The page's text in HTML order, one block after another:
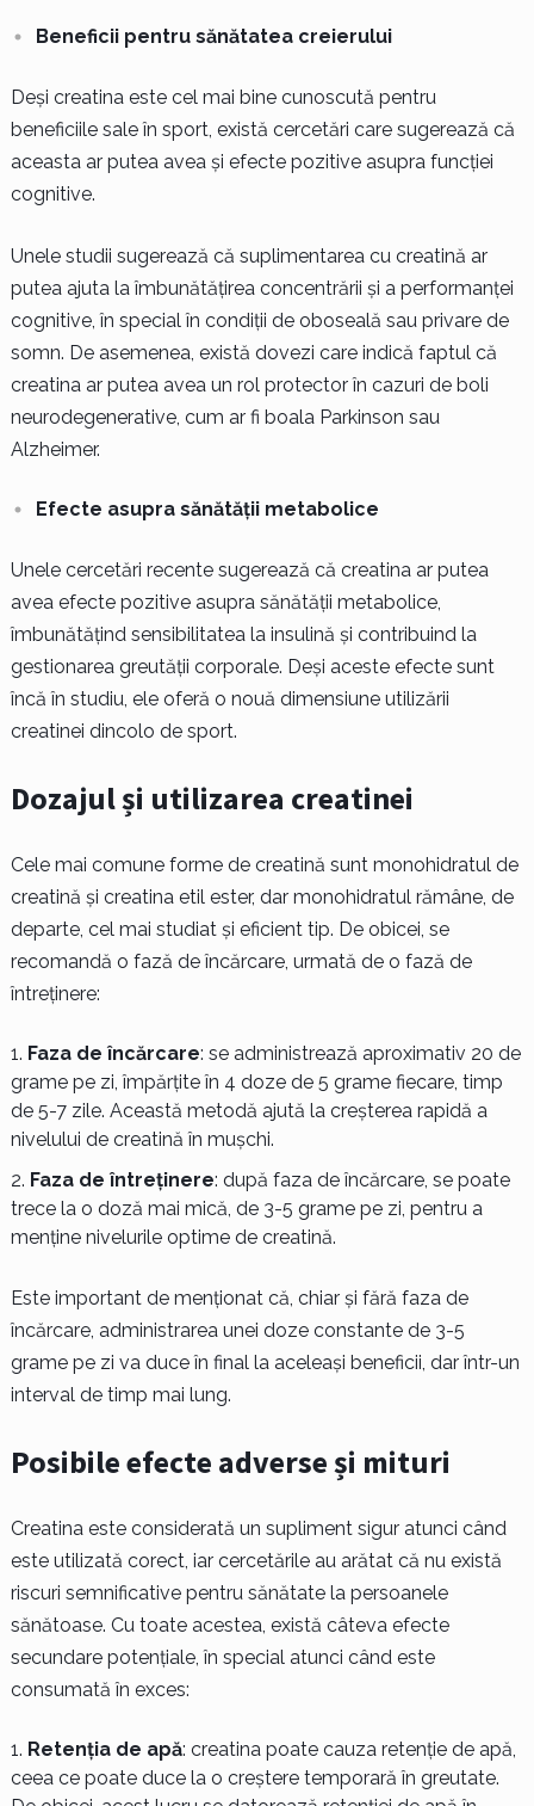
Beneficii pentru sănătatea creierului
Deși creatina este cel mai bine cunoscută pentru
beneficiile sale în sport, există cercetări care sugerează că
aceasta ar putea avea și efecte pozitive asupra funcției
cognitive.
Unele studii sugerează că suplimentarea cu creatină ar
putea ajuta la îmbunătățirea concentrării și a performanței
cognitive, în special în condiții de oboseală sau privare de
somn. De asemenea, există dovezi care indică faptul că
creatina ar putea avea un rol protector în cazuri de boli
neurodegenerative, cum ar fi boala Parkinson sau
Alzheimer.
Efecte asupra sănătății metabolice
Unele cercetări recente sugerează că creatina ar putea
avea efecte pozitive asupra sănătății metabolice,
îmbunătățind sensibilitatea la insulină și contribuind la
gestionarea greutății corporale. Deși aceste efecte sunt
încă în studiu, ele oferă o nouă dimensiune utilizării
creatinei dincolo de sport.
Dozajul și utilizarea creatinei
Cele mai comune forme de creatină sunt monohidratul de
creatină și creatina etil ester, dar monohidratul rămâne, de
departe, cel mai studiat și eficient tip. De obicei, se
recomandă o fază de încărcare, urmată de o fază de
întreținere:
Faza de încărcare: se administrează aproximativ 20 de
grame pe zi, împărțite în 4 doze de 5 grame fiecare, timp
de 5-7 zile. Această metodă ajută la creșterea rapidă a
nivelului de creatină în mușchi.
Faza de întreținere: după faza de încărcare, se poate
trece la o doză mai mică, de 3-5 grame pe zi, pentru a
menține nivelurile optime de creatină.
Este important de menționat că, chiar și fără faza de
încărcare, administrarea unei doze constante de 3-5
grame pe zi va duce în final la aceleași beneficii, dar într-un
interval de timp mai lung.
Posibile efecte adverse și mituri
Creatina este considerată un supliment sigur atunci când
este utilizată corect, iar cercetările au arătat că nu există
riscuri semnificative pentru sănătate la persoanele
sănătoase. Cu toate acestea, există câteva efecte
secundare potențiale, în special atunci când este
consumată în exces:
Retenția de apă: creatina poate cauza retenție de apă,
ceea ce poate duce la o creștere temporară în greutate.